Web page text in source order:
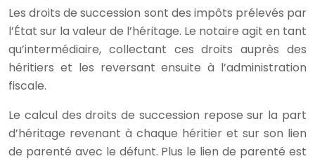
Les droits de succession sont des impôts prélevés par
l’État sur la valeur de l’héritage. Le notaire agit en tant
qu’intermédiaire, collectant ces droits auprès des
héritiers et les reversant ensuite à l’administration
fiscale.
Le calcul des droits de succession repose sur la part
d’héritage revenant à chaque héritier et sur son lien
de parenté avec le défunt. Plus le lien de parenté est